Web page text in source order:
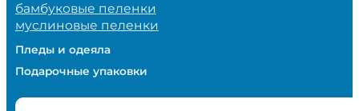
бамбуковые пеленки
муслиновые пеленки
Пледы и одеяла
Подарочные упаковки